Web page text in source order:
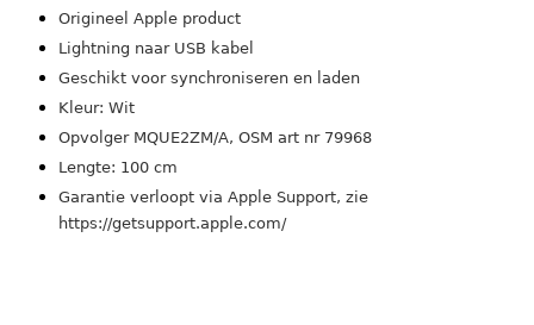
Origineel Apple product
Lightning naar USB kabel
Geschikt voor synchroniseren en laden
Kleur: Wit
Opvolger MQUE2ZM/A, OSM art nr 79968
Lengte: 100 cm
Garantie verloopt via Apple Support, zie
https://getsupport.apple.com/